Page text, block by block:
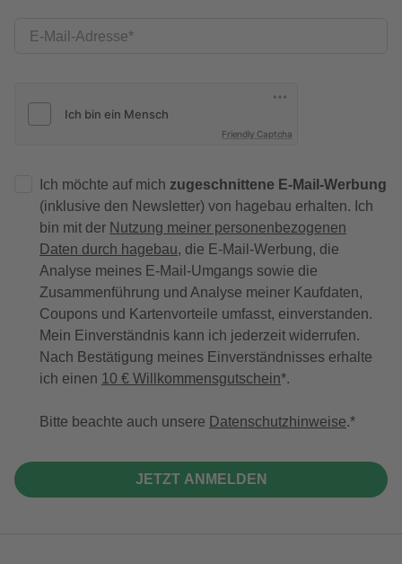
E-Mail-Adresse
Friendly Captcha
Ich möchte auf mich zugeschnittene E-Mail-Werbung
(inklusive den Newsletter) von hagebau erhalten. Ich
bin mit der Nutzung meiner personenbezogenen
Daten durch hagebau, die E-Mail-Werbung, die
Analyse meines E-Mail-Umgangs sowie die
Zusammenführung und Analyse meiner Kaufdaten,
Coupons und Kartenvorteile umfasst, einverstanden.
Mein Einverständnis kann ich jederzeit widerrufen.
Nach Bestätigung meines Einverständnisses erhalte
ich einen 10 € Willkommensgutschein*.
Bitte beachte auch unsere Datenschutzhinweise.
JETZT ANMELDEN